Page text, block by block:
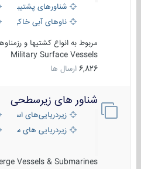
شناورهای پشتیبانی
ناوهای آبی خاکی و
مربوط به انواع کشتیها و
Military Surface Vessels
6,826 ارسال ها
شناور های زیرسطحی
زیردریایی‌های
زیردریایی های سبک
Vessels & Submarines